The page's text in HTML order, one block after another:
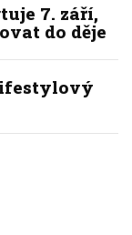
7. září,
do děje